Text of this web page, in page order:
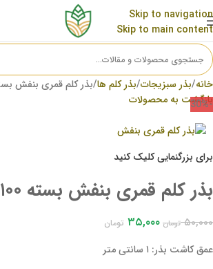
Skip to navigation
Skip to main content
خانه بذر سبزیجات بذر کلم ها بذر کلم قمری بنفش بسته ۱۰۰
بازگشت به محصولات
-30%
برای بزرگنمایی کلیک کنید
بذر کلم قمری بنفش بسته ۱۰۰ عددی
۵۰,۰۰۰ تومان ۳۵,۰۰۰ تومان
عمق کاشت بذر: ۱ سانتی متر